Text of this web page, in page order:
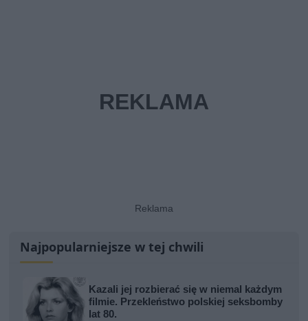
Najpopularniejsze w tej chwili
Kazali jej rozbierać się w niemal każdym
filmie. Przekleństwo polskiej seksbomby
lat 80.